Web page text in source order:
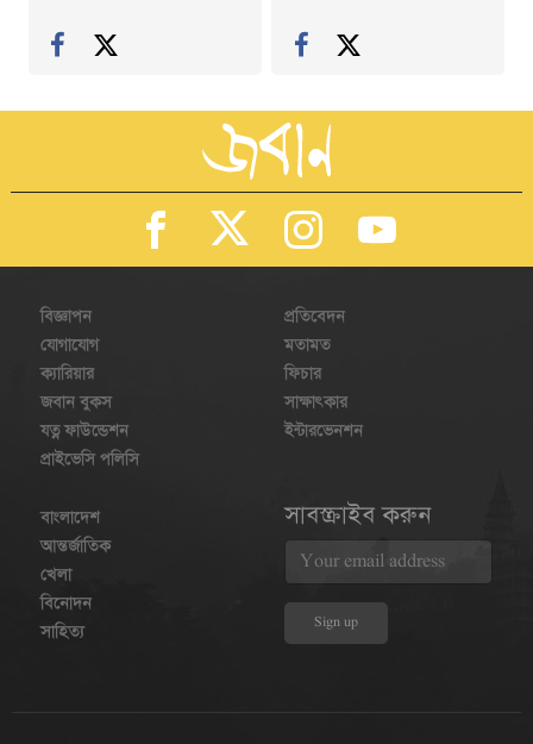
বিজ্ঞাপন
যোগাযোগ
ক্যারিয়ার
জবান বুকস
যত্ন ফাউন্ডেশন
প্রাইভেসি পলিসি
প্রতিবেদন
মতামত
ফিচার
সাক্ষাৎকার
ইন্টারভেনশন
বাংলাদেশ
আন্তর্জাতিক
খেলা
বিনোদন
সাহিত্য
সাবস্ক্রাইব করুন